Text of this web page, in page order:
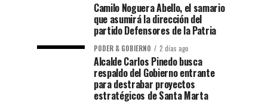
Camilo Noguera Abello, el samario
que asumirá la dirección del
partido Defensores de la Patria
PODER & GOBIERNO 2 días ago
Alcalde Carlos Pinedo busca
respaldo del Gobierno entrante
para destrabar proyectos
estratégicos de Santa Marta